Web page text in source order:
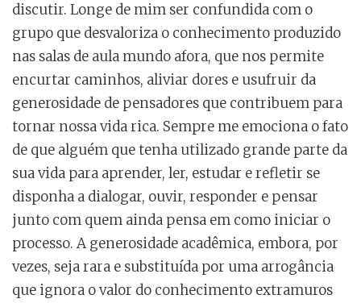
discutir. Longe de mim ser confundida com o
grupo que desvaloriza o conhecimento produzido
nas salas de aula mundo afora, que nos permite
encurtar caminhos, aliviar dores e usufruir da
generosidade de pensadores que contribuem para
tornar nossa vida rica. Sempre me emociona o fato
de que alguém que tenha utilizado grande parte da
sua vida para aprender, ler, estudar e refletir se
disponha a dialogar, ouvir, responder e pensar
junto com quem ainda pensa em como iniciar o
processo. A generosidade acadêmica, embora, por
vezes, seja rara e substituída por uma arrogância
que ignora o valor do conhecimento extramuros